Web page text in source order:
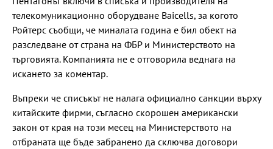
телекомуникационно оборудване Baicells, за когото
Ройтерс съобщи, че миналата година е бил обект на
разследване от страна на ФБР и Министерството на
търговията. Компанията не е отговорила веднага на
искането за коментар.
Въпреки че списъкът не налага официално санкции върху
китайските фирми, съгласно скорошен американски
закон от края на този месец на Министерството на
отбраната ще бъде забранено да сключва договори